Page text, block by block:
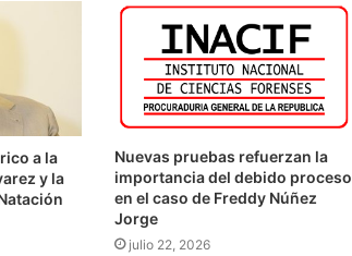
a la
y la
Nuevas pruebas refuerzan la
importancia del debido proceso
en el caso de Freddy Núñez
Jorge
julio 22, 2026